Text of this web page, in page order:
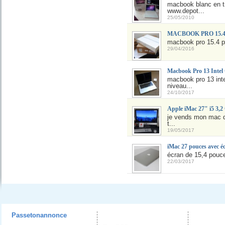
macbook blanc en
www.depot...
25/05/2010
MACBOOK PRO
macbook pro 15.4
29/04/2016
Macbook Pro 13 Intel
macbook pro 13
niveau...
24/10/2017
Apple iMac 27" i5 3,2
je vends mon mac
t...
19/05/2017
iMac 27 pouces avec
écran de 15,4
22/03/2017
Passetonannonce